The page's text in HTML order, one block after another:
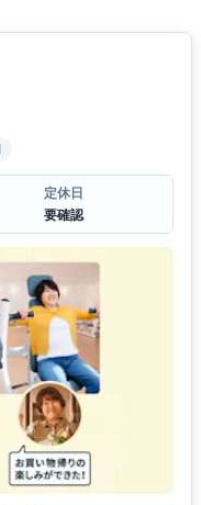
定休日
要確認